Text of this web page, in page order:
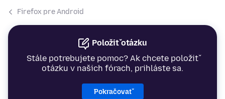
Firefox pre Android
Položiť otázku
Stále potrebujete pomoc? Ak chcete položiť
otázku v našich fórach, prihláste sa.
Pokračovať